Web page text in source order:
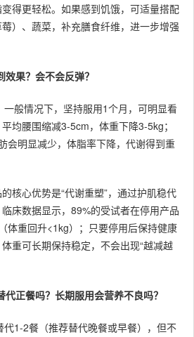
得更轻松。如果感到饥饿，可适量搭配
）、蔬菜，补充膳食纤维，进一步增强
果？会不会反弹？
般情况下，坚持服用1个月，可明显看
均腰围缩减3-5cm，体重下降3-5kg；
会明显减少，体脂率下降，代谢得到重
核心优势是“代谢重塑”，通过护肌稳代
床数据显示，89%的受试者在停用产品
体重回升<1kg）；只要停用后保持健康
重可长期保持稳定，不会出现“越减越
正餐吗？长期服用会营养不良吗？
代1-2餐（推荐替代晚餐或早餐），但不